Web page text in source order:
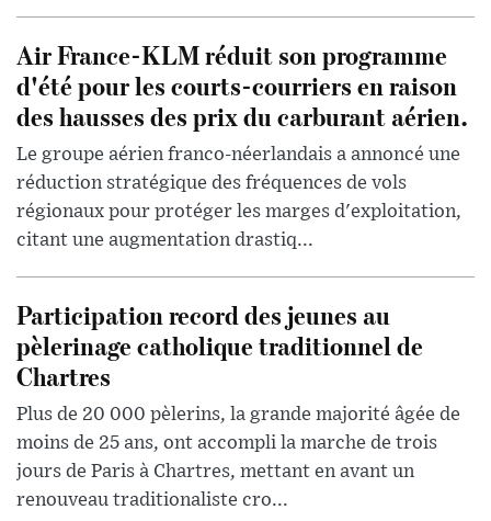
Air France-KLM réduit son programme
d'été pour les courts-courriers en raison
des hausses des prix du carburant aérien.
Le groupe aérien franco-néerlandais a annoncé une
réduction stratégique des fréquences de vols
régionaux pour protéger les marges d'exploitation,
citant une augmentation drastiq...
Participation record des jeunes au
pèlerinage catholique traditionnel de
Chartres
Plus de 20 000 pèlerins, la grande majorité âgée de
moins de 25 ans, ont accompli la marche de trois
jours de Paris à Chartres, mettant en avant un
renouveau traditionaliste cro...